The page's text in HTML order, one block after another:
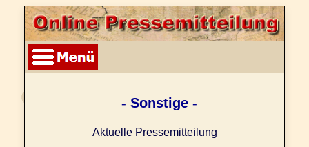
- Sonstige -
Aktuelle Pressemitteilung